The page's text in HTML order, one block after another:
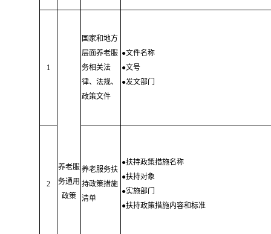
1
养老服
务通用
政策
国家和地方
层面养老服
务相关法
律、法规、
政策文件
●文件名称
●文号
●发文部门
2
养老服务扶
持政策措施
清单
●扶持政策措施名称
●扶持对象
●实施部门
●扶持政策措施内容和标准